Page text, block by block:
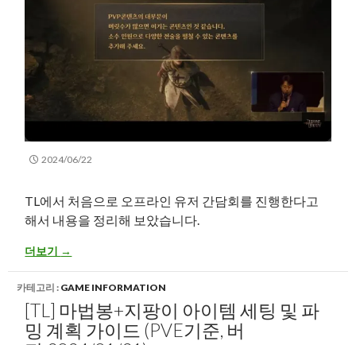
2024/06/22
TL에서 처음으로 오프라인 유저 간담회를 진행한다고
해서 내용을 정리해 보았습니다.
[TL] 첫 오프라인 유저 간담회 Q&A 내용 1차
더보기 →
카테고리 : GAME INFORMATION
[TL] 마법봉+지팡이 아이템 세팅 및 파
밍 계획 가이드 (PVE기준, 버